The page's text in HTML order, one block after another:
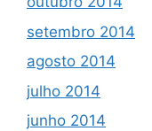
setembro 2014
agosto 2014
julho 2014
junho 2014